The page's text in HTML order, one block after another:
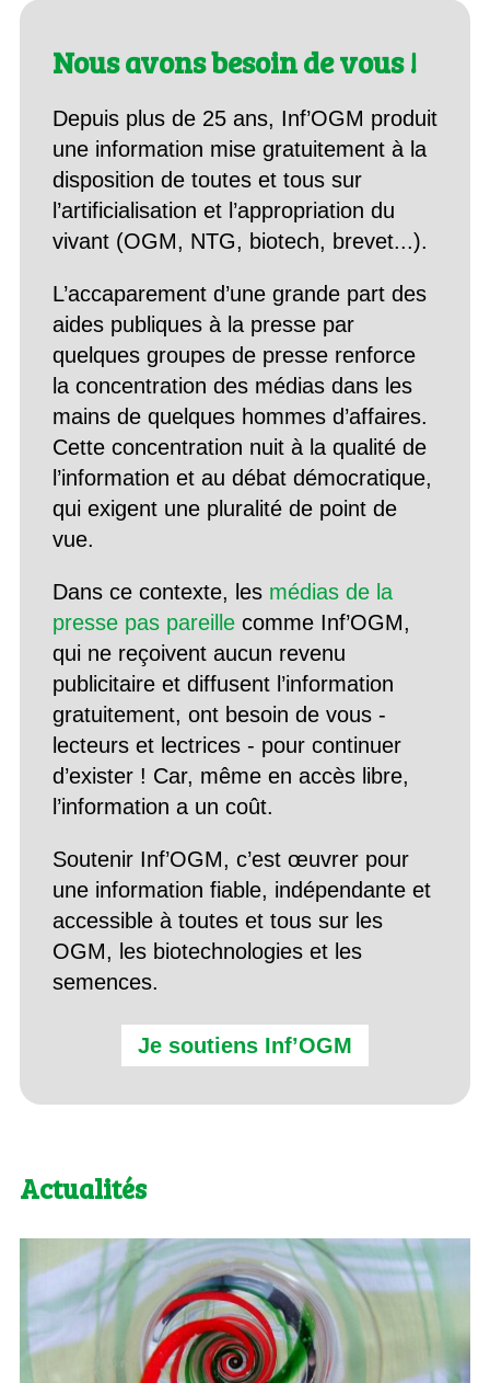
Nous avons besoin de vous !
Depuis plus de 25 ans, Inf’OGM produit
une information mise gratuitement à la
disposition de toutes et tous sur
l’artificialisation et l’appropriation du
vivant (OGM, NTG, biotech, brevet...).
L’accaparement d’une grande part des
aides publiques à la presse par
quelques groupes de presse renforce
la concentration des médias dans les
mains de quelques hommes d’affaires.
Cette concentration nuit à la qualité de
l’information et au débat démocratique,
qui exigent une pluralité de point de
vue.
Dans ce contexte, les médias de la
presse pas pareillecomme Inf’OGM,
qui ne reçoivent aucun revenu
publicitaire et diffusent l’information
gratuitement, ont besoin de vous -
lecteurs et lectrices - pour continuer
d’exister ! Car, même en accès libre,
l’information a un coût.
Soutenir Inf’OGM, c’est œuvrer pour
une information fiable, indépendante et
accessible à toutes et tous sur les
OGM, les biotechnologies et les
semences.
Je soutiens Inf’OGM
Actualités